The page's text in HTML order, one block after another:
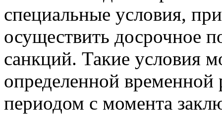
специальные условия,
осуществить досрочное
санкций. Такие условия
определенной
периодом с момента